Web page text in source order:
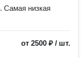
Самая низкая
от 2500 ₽ / шт.